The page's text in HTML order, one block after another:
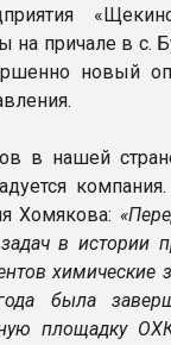
на причале в с.
новый
в нашей
Хомякова:
в истории
была
площадку